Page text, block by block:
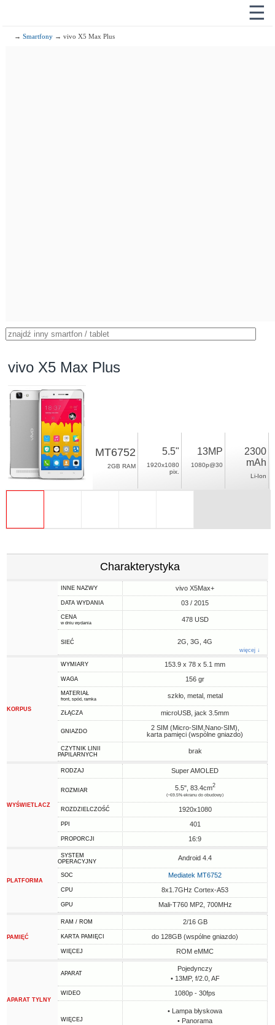
☰
→Smartfony → vivo X5 Max Plus
vivo X5 Max Plus
MT6752
2GB RAM
5.5"
1920x1080
pix.
13MP
1080p@30
2300
mAh
Li-Ion
Charakterystyka
INNE NAZWY vivo X5Max+
DATA WYDANIA 03 / 2015
CENA
w dniu wydania 478 USD
SIEĆ 2G, 3G, 4G
więcej ↓
KORPUS
WYMIARY 153.9 x 78 x 5.1 mm
WAGA 156 gr
MATERIAŁ
front, spód, ramka szkło, metal, metal
ZŁĄCZA microUSB, jack 3.5mm
GNIAZDO
2 SIM (Micro-SIM,Nano-SIM),
karta pamięci (wspólne gniazdo)
CZYTNIK LINII
PAPILARNYCH
brak
WYŚWIETLACZ
RODZAJ Super AMOLED
ROZMIAR 5.5", 83.4cm2
(~69.5% ekranu do obudowy)
ROZDZIELCZOŚĆ 1920x1080
PPI 401
PROPORCJI 16:9
PLATFORMA
SYSTEM
OPERACYJNY
Android 4.4
SOC Mediatek MT6752
CPU 8x1.7GHz Cortex-A53
GPU Mali-T760 MP2, 700MHz
PAMIĘĆ
RAM / ROM 2/16 GB
KARTA PAMIĘCI do 128GB (wspólne gniazdo)
WIĘCEJ ROM eMMC
APARAT TYLNY
APARAT
Pojedynczy
• 13MP, f/2.0, AF
WIDEO 1080p - 30fps
WIĘCEJ
• Lampa błyskowa
• Panorama